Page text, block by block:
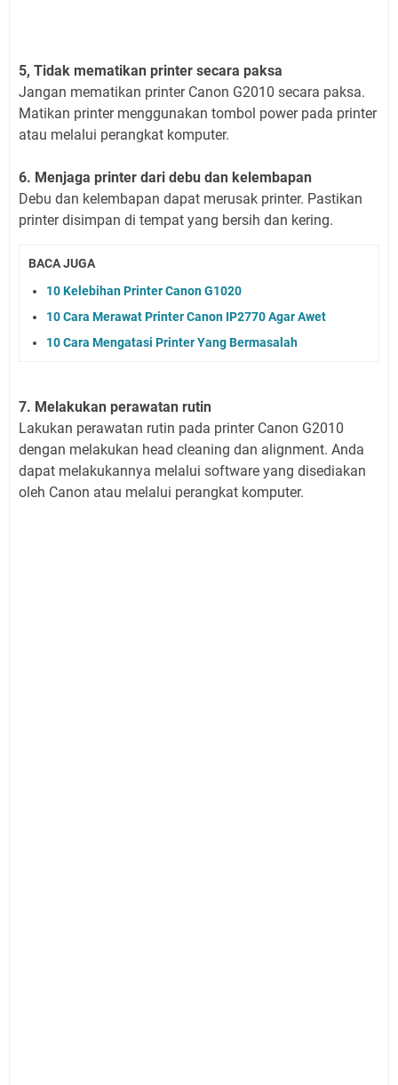
5, Tidak mematikan printer secara paksa
Jangan mematikan printer Canon G2010 secara paksa.
Matikan printer menggunakan tombol power pada printer
atau melalui perangkat komputer.
6. Menjaga printer dari debu dan kelembapan
Debu dan kelembapan dapat merusak printer. Pastikan
printer disimpan di tempat yang bersih dan kering.
BACA JUGA
10 Kelebihan Printer Canon G1020
10 Cara Merawat Printer Canon IP2770 Agar Awet
10 Cara Mengatasi Printer Yang Bermasalah
7. Melakukan perawatan rutin
Lakukan perawatan rutin pada printer Canon G2010
dengan melakukan head cleaning dan alignment. Anda
dapat melakukannya melalui software yang disediakan
oleh Canon atau melalui perangkat komputer.